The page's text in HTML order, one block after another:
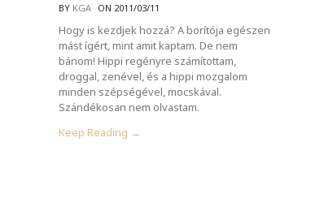
BY KGA ON 2011/03/11
Hogy is kezdjek hozzá? A borítója egészen
mást ígért, mint amit kaptam. De nem
bánom! Hippi regényre számítottam,
droggal, zenével, és a hippi mozgalom
minden szépségével, mocskával.
Szándékosan nem olvastam.
Keep Reading →